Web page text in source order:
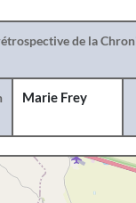
de la
Marie Frey